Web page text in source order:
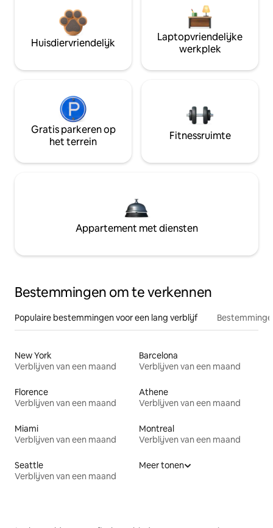
Huisdiervriendelijk
Laptopvriendelijke
werkplek
Gratis parkeren op
het terrein
Fitnessruimte
Appartement met diensten
Bestemmingen om te verkennen
Populaire bestemmingen voor een lang verblijf
New York
Verblijven van een maand
Barcelona
Verblijven van een maand
Florence
Verblijven van een maand
Athene
Verblijven van een maand
Miami
Verblijven van een maand
Montreal
Verblijven van een maand
Seattle
Verblijven van een maand
Meer tonen